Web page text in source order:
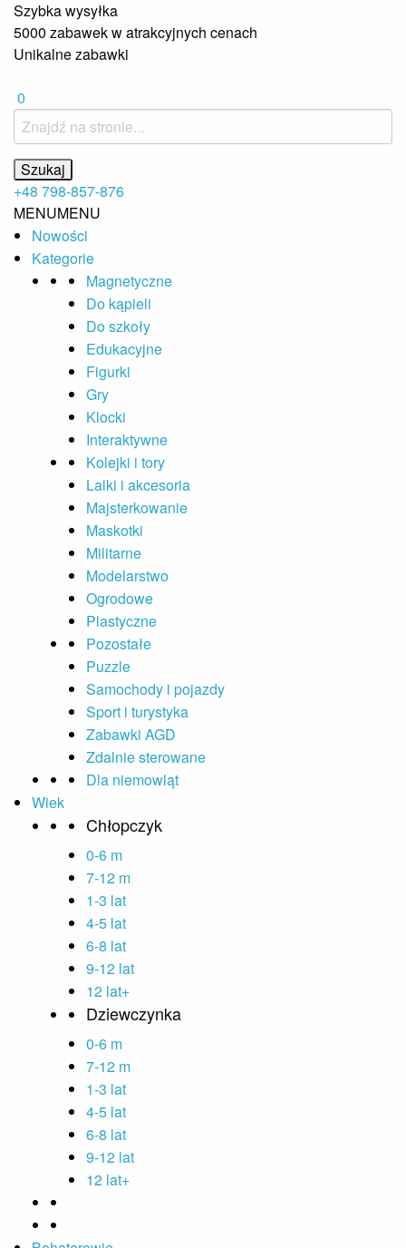
Szybka wysyłka
5000 zabawek w atrakcyjnych cenach
Unikalne zabawki
0
+48 798-857-876
MENUMENU
Nowości
Kategorie
Magnetyczne
Do kąpieli
Do szkoły
Edukacyjne
Figurki
Gry
Klocki
Interaktywne
Kolejki i tory
Lalki i akcesoria
Majsterkowanie
Maskotki
Militarne
Modelarstwo
Ogrodowe
Plastyczne
Pozostałe
Puzzle
Samochody i pojazdy
Sport i turystyka
Zabawki AGD
Zdalnie sterowane
Dla niemowląt
Wiek
Chłopczyk
0-6 m
7-12 m
1-3 lat
4-5 lat
6-8 lat
9-12 lat
12 lat+
Dziewczynka
0-6 m
7-12 m
1-3 lat
4-5 lat
6-8 lat
9-12 lat
12 lat+